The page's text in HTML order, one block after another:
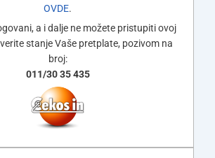
OVDE.
a i dalje ne možete pristupiti ovoj
stanje Vaše pretplate, pozivom na
broj:
011/30 35 435